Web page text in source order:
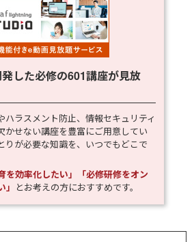
した必修の601講座が見放
ハラスメント防止、情報セキュリティ
かせない講座を豊富にご用意してい
りが必要な知識を、いつでもどこで
を効率化したい」「必修研修をオン
とお考えの方におすすめです。